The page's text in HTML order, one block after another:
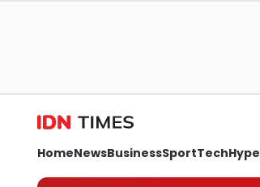
HomeNewsBusinessSportTechHype